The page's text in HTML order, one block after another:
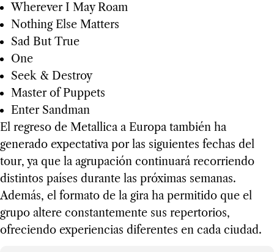
Wherever I May Roam
Nothing Else Matters
Sad But True
One
Seek & Destroy
Master of Puppets
Enter Sandman
El regreso de Metallica a Europa también ha
generado expectativa por las siguientes fechas del
tour, ya que la agrupación continuará recorriendo
distintos países durante las próximas semanas.
Además, el formato de la gira ha permitido que el
grupo altere constantemente sus repertorios,
ofreciendo experiencias diferentes en cada ciudad.